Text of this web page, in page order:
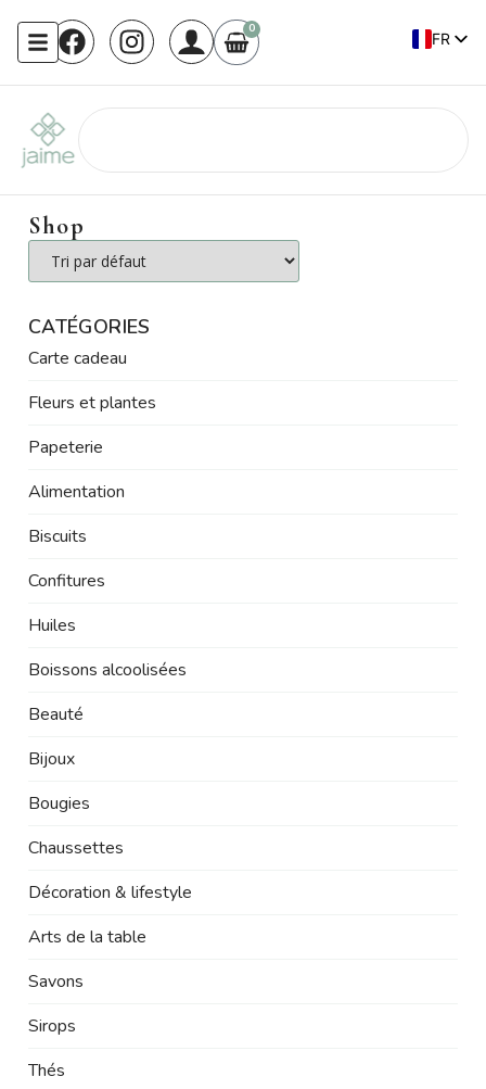
0
FR
Shop
CATÉGORIES
Carte cadeau
Fleurs et plantes
Papeterie
Alimentation
Biscuits
Confitures
Huiles
Boissons alcoolisées
Beauté
Bijoux
Bougies
Chaussettes
Décoration & lifestyle
Arts de la table
Savons
Sirops
Thés